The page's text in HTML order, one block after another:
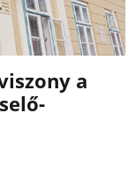
a